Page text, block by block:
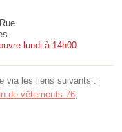
lundi à 14h00
via les liens suivants :
de vêtements 76